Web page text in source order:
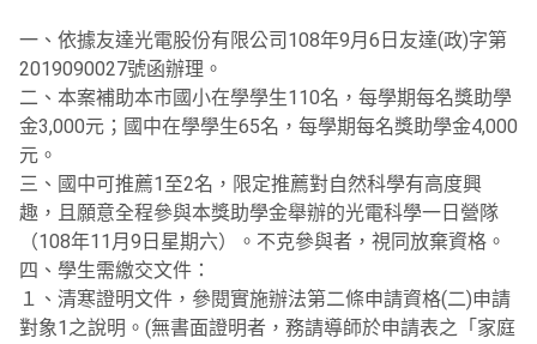
一、依據友達光電股份有限公司108年9月6日友達(政)字第
2019090027號函辦理。
二、本案補助本市國小在學學生110名，每學期每名獎助學
金3,000元；國中在學學生65名，每學期每名獎助學金4,000
元。
三、國中可推薦1至2名，限定推薦對自然科學有高度興
趣，且願意全程參與本獎助學金舉辦的光電科學一日營隊
（108年11月9日星期六）。不克參與者，視同放棄資格。
四、學生需繳交文件：
１、清寒證明文件，參閱實施辦法第二條申請資格(二)申請
對象1之說明。(無書面證明者，務請導師於申請表之「家庭